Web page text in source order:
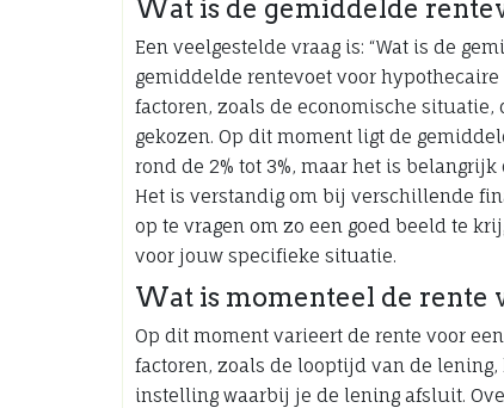
Wat is de gemiddelde
Een veelgestelde vraag is: “Wat is de
gemiddelde rentevoet voor
factoren, zoals de economische
gekozen. Op dit moment ligt de
rond de 2% tot 3%, maar het is
Het is verstandig om bij verschillende
op te vragen om zo een goed beeld te
voor jouw specifieke situatie.
Wat is momenteel de rente
Op dit moment varieert de rente voor
factoren, zoals de looptijd van de
instelling waarbij je de lening afsluit.